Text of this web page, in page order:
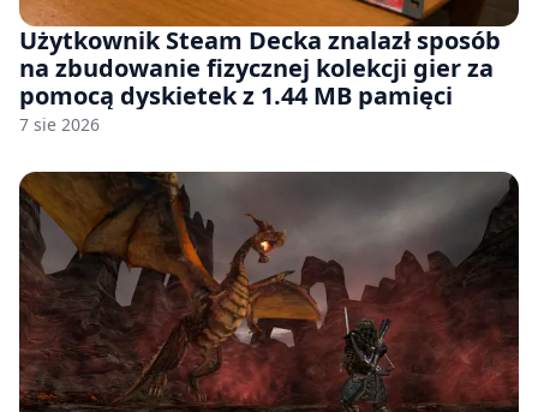
Użytkownik Steam Decka znalazł sposób
na zbudowanie fizycznej kolekcji gier za
pomocą dyskietek z 1.44 MB pamięci
7 sie 2026